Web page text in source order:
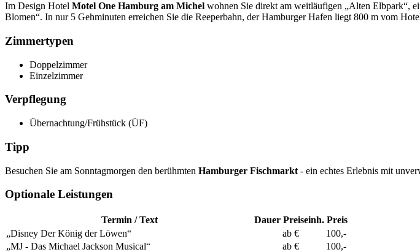
Im Design Hotel Motel One Hamburg am Michel wohnen Sie direkt am weitläufigen „Alten Elbpark“,
Blomen“. In nur 5 Gehminuten erreichen Sie die Reeperbahn, der Hamburger Hafen liegt 800 m vom
Zimmertypen
Doppelzimmer
Einzelzimmer
Verpflegung
Übernachtung/Frühstück (ÜF)
Tipp
Besuchen Sie am Sonntagmorgen den berühmten Hamburger Fischmarkt - ein echtes Erlebnis mit
Optionale Leistungen
Termin / Text Dauer Preiseinh. Preis
„Disney Der König der Löwen“
ab €
100,-
„MJ - Das Michael Jackson Musical“
ab €
100,-